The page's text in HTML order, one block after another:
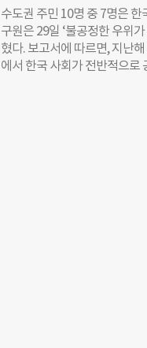
공공조달을 기반으로 사회적
원은 특히 ESG 공시 의무화
이드라인 개발, 2026년 자율
조직 공시 완전 의무화 등 구
수도권 주민 10명 중 7명은
구원은 29일 ‘불공정한 우위
혔다. 보고서에 따르면, 지난
에서 한국 사회가 전반적으로